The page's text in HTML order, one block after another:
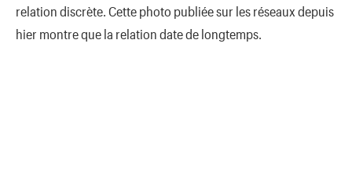
relation discrète. Cette photo publiée sur les réseaux depuis
hier montre que la relation date de longtemps.